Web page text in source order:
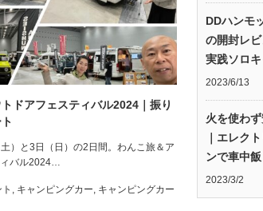
ドアフェスティバル2024｜振り
）と3日（日）の2日間。わんこ旅＆ア
ィバル2024…
, キャンピングカー, キャンピングカー
DDハンモ
の開封レ
実践ソロ
2023/6/13
火を使わ
｜エレク
ンで車中飯
2023/3/2